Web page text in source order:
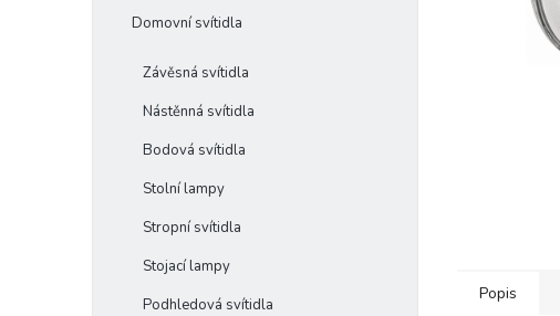
Domovní svítidla
Závěsná svítidla
Nástěnná svítidla
Bodová svítidla
Stolní lampy
Stropní svítidla
Stojací lampy
Podhledová svítidla
Popis